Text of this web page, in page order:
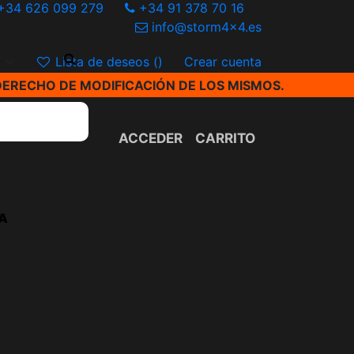
626 099 279
+34 91 378 70 16
info@storm4x4.es
Lista de deseos ()
Crear cuenta
DE MODIFICACIÓN DE LOS MISMOS.
ACCEDER CARRITO